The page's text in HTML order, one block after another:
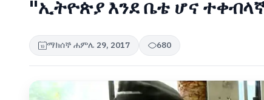
"ኢትዮጵያ እንደ ቤቴ ሆና
ማክሰኞ ሐምሌ 29, 2017 680